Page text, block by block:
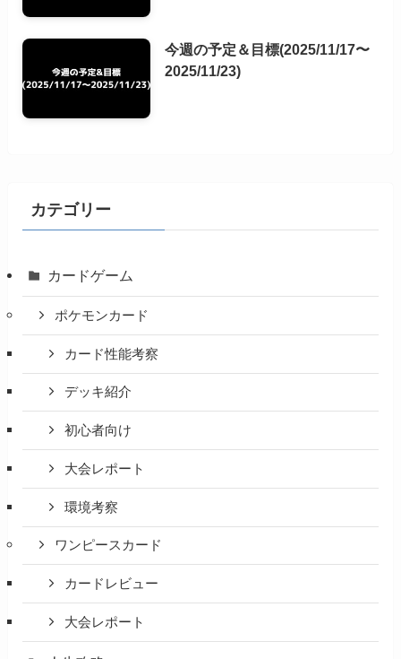
今週の予定＆目標(2025/11/17〜
2025/11/23)
カテゴリー
カードゲーム
ポケモンカード
カード性能考察
デッキ紹介
初心者向け
大会レポート
環境考察
ワンピースカード
カードレビュー
大会レポート